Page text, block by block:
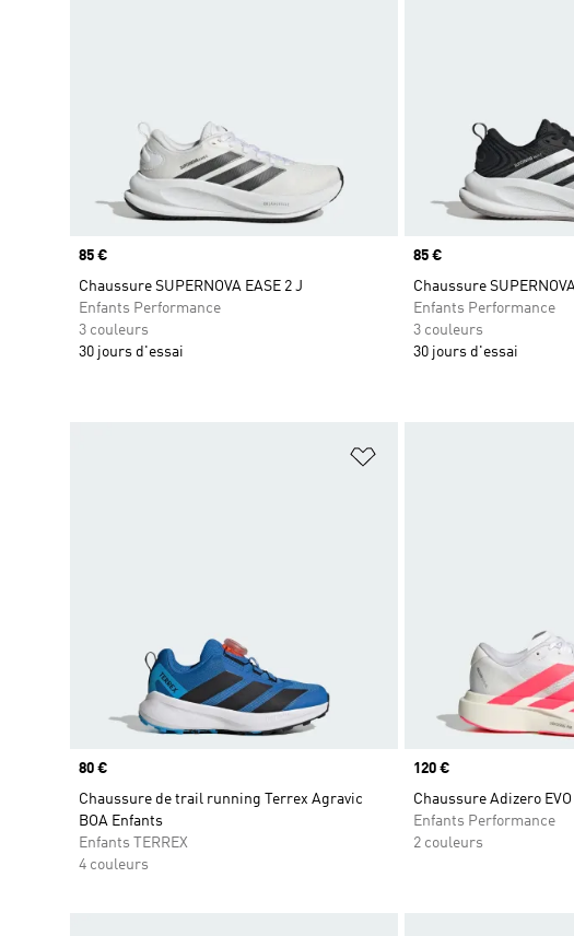
Prix
85 €
Chaussure SUPERNOVA EASE 2 J
Enfants Performance
3 couleurs
30 jours d'essai
Prix
85 €
Chaussure
Enfants Performance
3 couleurs
30 jours d'essai
Prix
80 €
Chaussure de trail running Terrex Agravic
BOA Enfants
Enfants TERREX
4 couleurs
Prix
120 €
Chaussure Adizero
Enfants Performance
2 couleurs